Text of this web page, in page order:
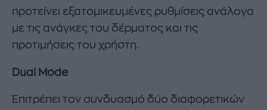
προτείνει εξατομικευμένες ρυθμίσεις ανάλογα
με τις ανάγκες του δέρματος και τις
προτιμήσεις του χρήστη.
Dual Mode
Επιτρέπει τον συνδυασμό δύο διαφορετικών